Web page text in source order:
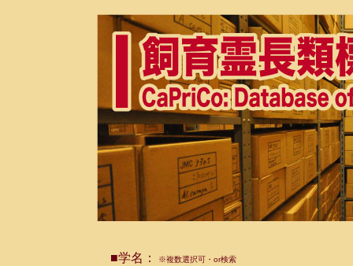
■学名： ※複数選択可・or検索